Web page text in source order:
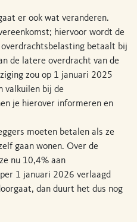
er ook wat veranderen.
hiervoor wordt de
betaalt bij
de latere overdracht van de
zou op 1 januari 2025
valkuilen bij de
je hierover informeren en
moeten betalen als ze
gaan wonen. Over de
nu 10,4% aan
1 januari 2026 verlaagd
dan duurt het dus nog